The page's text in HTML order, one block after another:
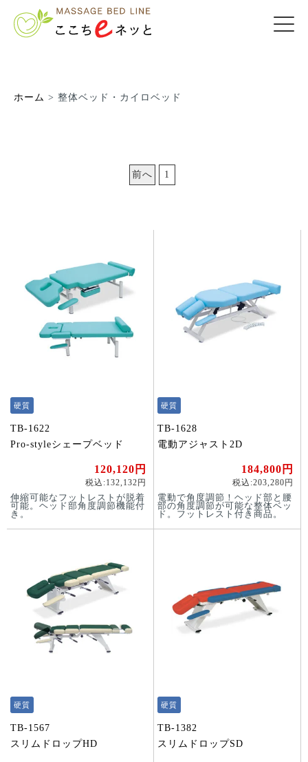
ホーム > 整体ベッド・カイロベッド
前へ 1
硬質
TB-1622
Pro-styleシェープベッド
120,120円
税込:132,132円
伸縮可能なフットレストが脱着
可能。ヘッド部角度調節機能付
き。
硬質
TB-1628
電動アジャスト2D
184,800円
税込:203,280円
電動で角度調節！ヘッド部と腰
部の角度調節が可能な整体ベッ
ド。フットレスト付き商品。
硬質
TB-1567
スリムドロップHD
硬質
TB-1382
スリムドロップSD